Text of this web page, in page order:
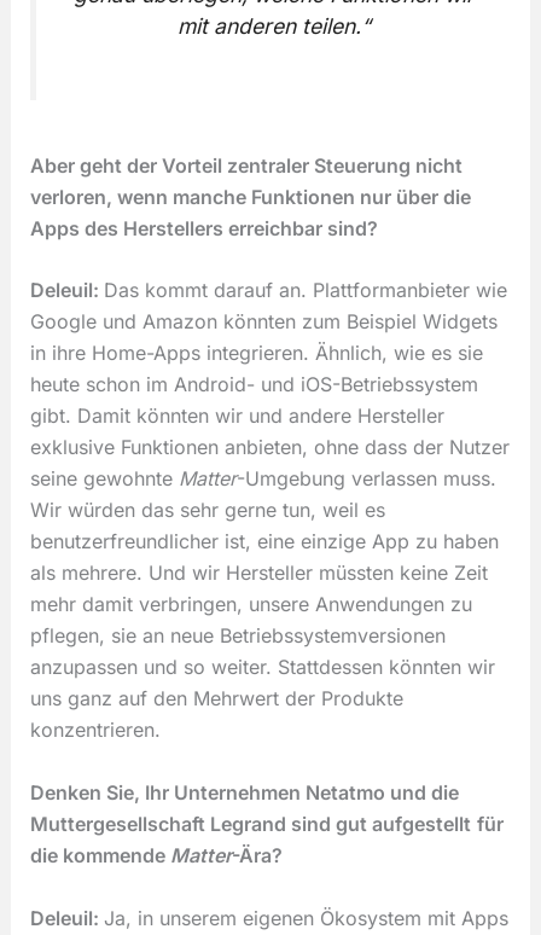
mit anderen teilen.“
Aber geht der Vorteil zentraler Steuerung nicht
verloren, wenn manche Funktionen nur über die
Apps des Herstellers erreichbar sind?
Deleuil: Das kommt darauf an. Plattformanbieter wie
Google und Amazon könnten zum Beispiel Widgets
in ihre Home-Apps integrieren. Ähnlich, wie es sie
heute schon im Android- und iOS-Betriebssystem
gibt. Damit könnten wir und andere Hersteller
exklusive Funktionen anbieten, ohne dass der Nutzer
seine gewohnte Matter-Umgebung verlassen muss.
Wir würden das sehr gerne tun, weil es
benutzerfreundlicher ist, eine einzige App zu haben
als mehrere. Und wir Hersteller müssten keine Zeit
mehr damit verbringen, unsere Anwendungen zu
pflegen, sie an neue Betriebssystemversionen
anzupassen und so weiter. Stattdessen könnten wir
uns ganz auf den Mehrwert der Produkte
konzentrieren.
Denken Sie, Ihr Unternehmen Netatmo und die
Muttergesellschaft Legrand sind gut aufgestellt für
die kommende Matter-Ära?
Deleuil: Ja, in unserem eigenen Ökosystem mit Apps